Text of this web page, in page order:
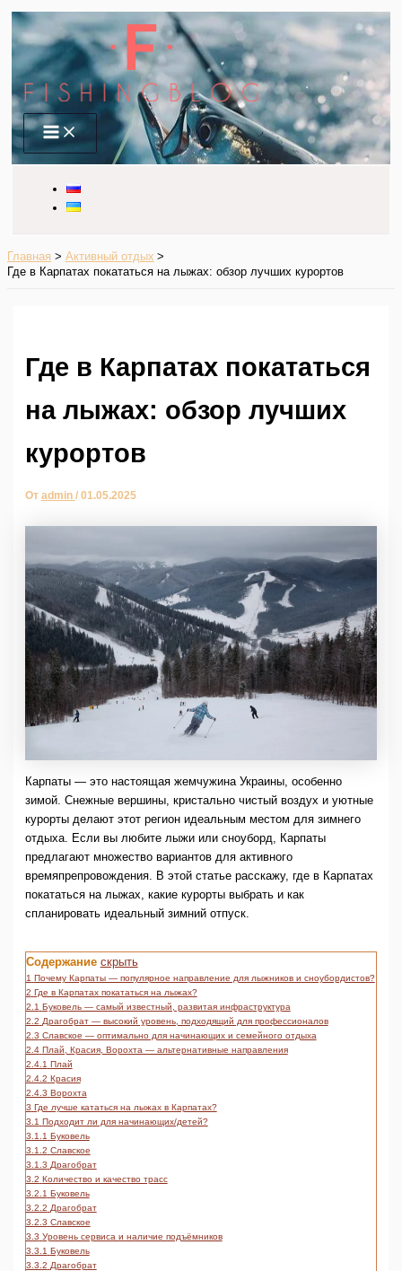
Перейти
содержимому
Main
Menu
Главная
Активный отдых
Где в Карпатах покататься на лыжах: обзор лучших курортов
Где в Карпатах покататься
на лыжах: обзор лучших
курортов
От admin / 01.05.2025
Карпаты — это настоящая жемчужина Украины, особенно
зимой. Снежные вершины, кристально чистый воздух и уютные
курорты делают этот регион идеальным местом для зимнего
отдыха. Если вы любите лыжи или сноуборд, Карпаты
предлагают множество вариантов для активного
времяпрепровождения. В этой статье расскажу, где в Карпатах
покататься на лыжах, какие курорты выбрать и как
спланировать идеальный зимний отпуск.
Содержание скрыть
1 Почему Карпаты — популярное направление для лыжников и сноубордистов?
2 Где в Карпатах покататься на лыжах?
2.1 Буковель — самый известный, развитая инфраструктура
2.2 Драгобрат — высокий уровень, подходящий для профессионалов
2.3 Славское — оптимально для начинающих и семейного отдыха
2.4 Плай, Красия, Ворохта — альтернативные направления
2.4.1 Плай
2.4.2 Красия
2.4.3 Ворохта
3 Где лучше кататься на лыжах в Карпатах?
3.1 Подходит ли для начинающих/детей?
3.1.1 Буковель
3.1.2 Славское
3.1.3 Драгобрат
3.2 Количество и качество трасс
3.2.1 Буковель
3.2.2 Драгобрат
3.2.3 Славское
3.3 Уровень сервиса и наличие подъёмников
3.3.1 Буковель
3.3.2 Драгобрат